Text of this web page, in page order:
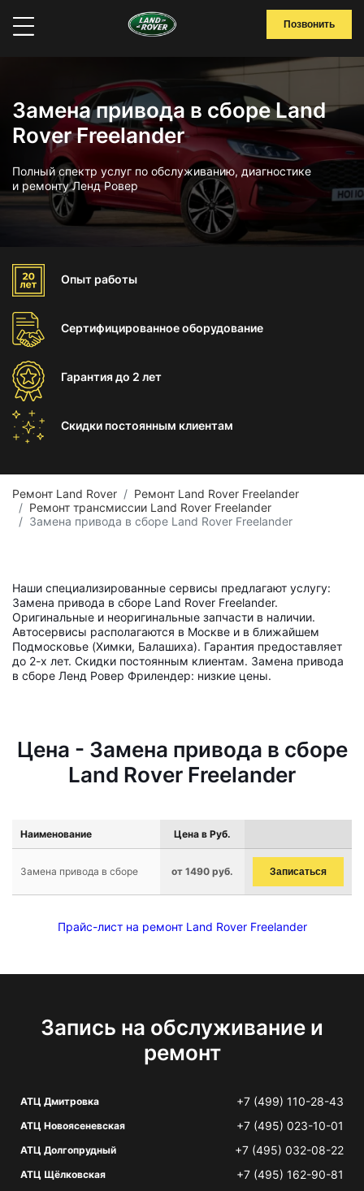
Позвонить
Замена привода в сборе Land
Rover Freelander
Полный спектр услуг по обслуживанию, диагностике
и ремонту Ленд Ровер
Опыт работы
Сертифицированноеоборудование
Гарантиядо 2 лет
Скидки постоянным клиентам
Ремонт Land Rover
Ремонт Land Rover Freelander
Ремонт трансмиссии Land Rover Freelander
Замена привода в сборе Land Rover Freelander
Наши специализированные сервисы предлагают услугу:
Замена привода в сборе Land Rover Freelander.
Оригинальные и неоригинальные запчасти в наличии.
Автосервисы располагаются в Москве и в ближайшем
Подмосковье (Химки, Балашиха). Гарантия предоставляет
до 2-х лет. Скидки постоянным клиентам. Замена привода
в сборе Ленд Ровер Фрилендер: низкие цены.
Цена - Замена привода в сборе
Land Rover Freelander
Наименование Цена в Руб.
Замена привода в сборе от 1490 руб. Записаться
Прайс-лист на ремонт Land Rover Freelander
Запись на обслуживание и
ремонт
АТЦ Дмитровка +7 (499) 110-28-43
АТЦ Новоясеневская +7 (495) 023-10-01
АТЦ Долгопрудный +7 (495) 032-08-22
АТЦ Щёлковская +7 (495) 162-90-81